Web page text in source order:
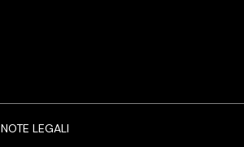
NOTE LEGALI